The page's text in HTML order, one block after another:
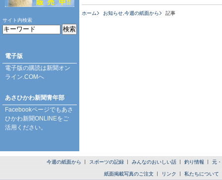
ホーム お知らせ 今週の紙面から 記事
サイト内検索
電子版
電子版の購読は新聞オン
ライン.COMへ
あさひかわ新聞青年部
Facebookページでもあさ
ひかわ新聞ONLINEをご
活用ください。
今週の紙面から スポーツの記録 みんなのおいしい話 釣り情報 元
紙面掲載写真のご注文 リンク 私たちについて